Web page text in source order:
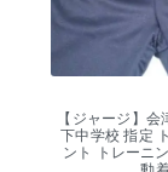
【ジャージ】会
下中学校 指定
ント トレーニ